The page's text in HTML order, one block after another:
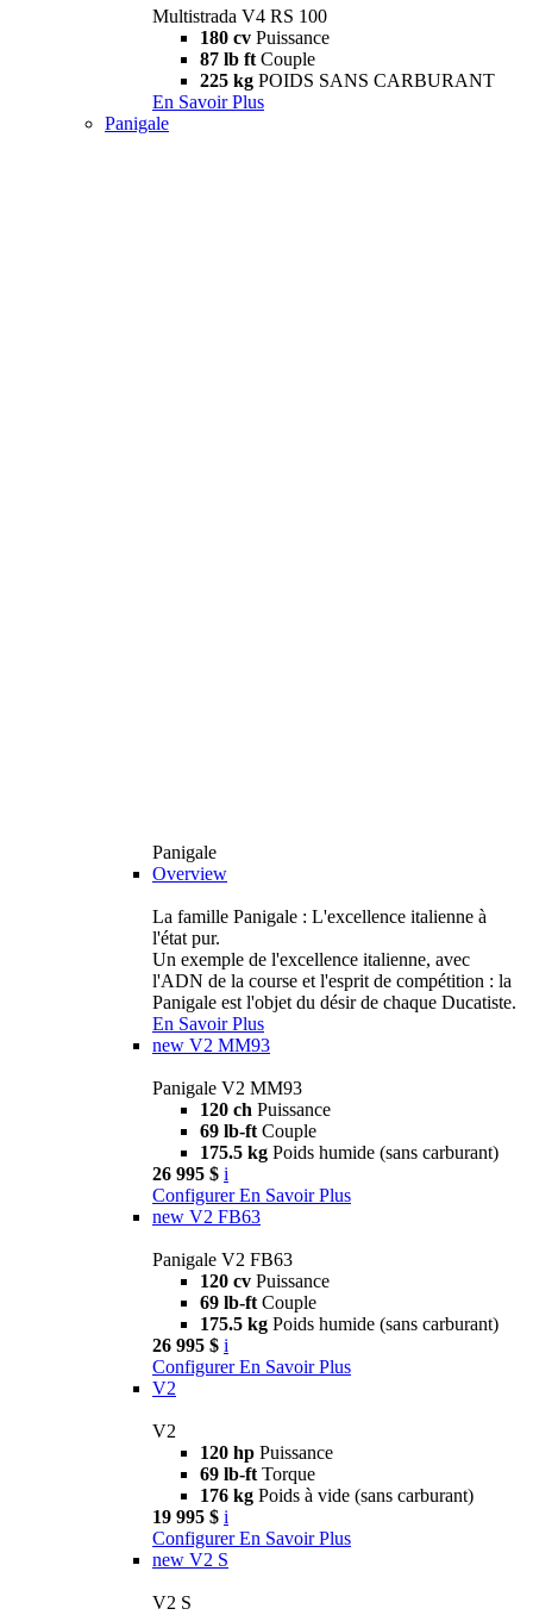
Multistrada V4 RS 100
180 cv Puissance
87 lb ft Couple
225 kg POIDS SANS CARBURANT
En Savoir Plus
Panigale
Panigale
Overview
La famille Panigale : L'excellence italienne à
l'état pur.
Un exemple de l'excellence italienne, avec
l'ADN de la course et l'esprit de compétition : la
Panigale est l'objet du désir de chaque Ducatiste.
En Savoir Plus
new V2 MM93
Panigale V2 MM93
120 ch Puissance
69 lb-ft Couple
175.5 kg Poids humide (sans carburant)
26 995 $ i
Configurer En Savoir Plus
new V2 FB63
Panigale V2 FB63
120 cv Puissance
69 lb-ft Couple
175.5 kg Poids humide (sans carburant)
26 995 $ i
Configurer En Savoir Plus
V2
V2
120 hp Puissance
69 lb-ft Torque
176 kg Poids à vide (sans carburant)
19 995 $ i
Configurer En Savoir Plus
new V2 S
V2 S